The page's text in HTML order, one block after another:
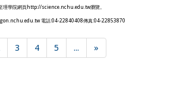
理學院網頁http://science.nchu.edu.tw瀏覽。
電話:04-22840408傳真:04-22853870
3 4 5 ... »